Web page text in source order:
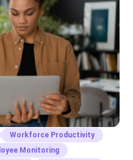
Workforce Productivity
Monitoring